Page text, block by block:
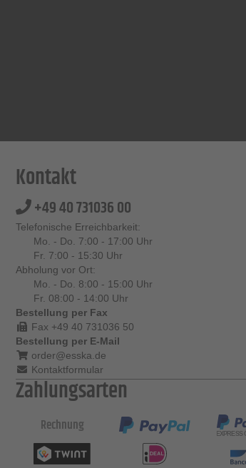
Kontakt
+49 40 731036 00
Telefonische Erreichbarkeit:
Mo. - Do. 7:00 - 17:00 Uhr
Fr. 7:00 - 15:30 Uhr
Abholung vor Ort:
Mo. - Do. 8:00 - 15:00 Uhr
Fr. 08:00 - 14:00 Uhr
Bestellung per Fax
Fax +49 40 731036 50
Bestellung per E-Mail
order@esska.de
Kontaktformular
Zahlungsarten
Rechnung